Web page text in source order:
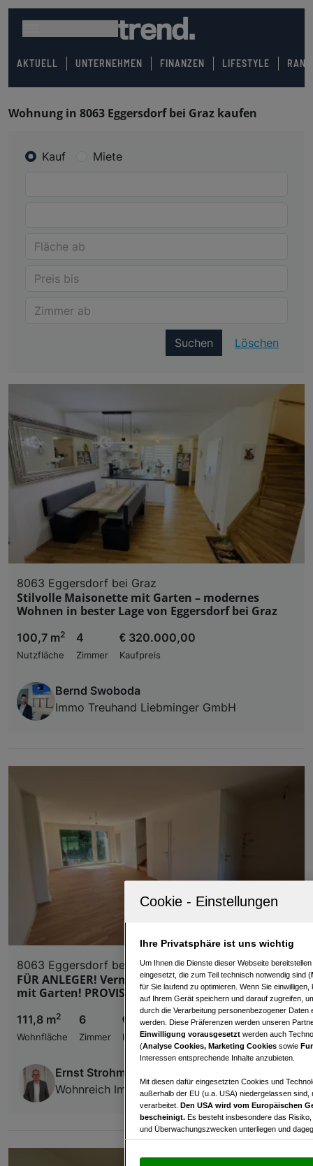
AKTUELL UNTERNEHMEN FINANZEN LIFESTYLE
Wohnung in 8063 Eggersdorf bei Graz kaufen
Kauf Miete
Suchen Löschen
8063 Eggersdorf bei Graz
Stilvolle Maisonette mit Garten – modernes
Wohnen in bester Lage von Eggersdorf bei Graz
100,7 m2
Nutzfläche
4
Zimmer
€ 320.000,00
Kaufpreis
Bernd Swoboda
Immo Treuhand Liebminger GmbH
8063 Eggersdorf bei Graz
FÜR ANLEGER! Vermietete 6 Zimmer Maisonette
mit Garten! PROVISONSFREI!
111,8 m2
Wohnfläche
6
Zimmer
€ 399.626,00
Kaufpreis
Ernst Strohmenger
Wohnreich Immobilienverwertungs GmbH
Ihre Privatsphäre ist uns wichtig
Um Ihnen die Dienste dieser Webseite
eingesetzt, die zum Teil technisch notwendig sind (
für Sie laufend zu optimieren. Wenn Sie
auf Ihrem Gerät speichern und darauf zugreifen,
durch die Verarbeitung personenbezogener
werden. Diese Präferenzen werden unseren
Einwilligung vorausgesetzt werden auch
(Analyse Cookies, Marketing Cookies sowie
Interessen entsprechende Inhalte anzubieten.
Mit diesen dafür eingesetzten Cookies und
außerhalb der EU (u.a. USA) niedergelassen
verarbeitet. Den USA wird vom Europäischen
bescheinigt. Es besteht insbesondere das
und Überwachungszwecken unterliegen und